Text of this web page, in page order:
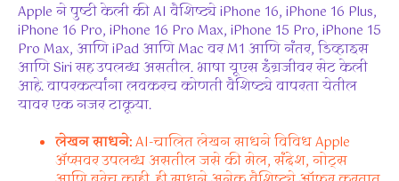
Apple ने पुष्टी केली की AI वैशिष्ट्ये iPhone 16, iPhone 16 Plus,
iPhone 16 Pro, iPhone 16 Pro Max, iPhone 15 Pro, iPhone 15
Pro Max, आणि iPad आणि Mac वर M1 आणि नंतर, डिव्हाइस
आणि Siri सह उपलब्ध असतील. भाषा यूएस इंग्रजीवर सेट केली
आहे. वापरकर्त्यांना लवकरच कोणती वैशिष्ट्ये वापरता येतील
यावर एक नजर टाकूया.
लेखन साधने:AI-चालित लेखन साधने विविध Apple
ॲप्सवर उपलब्ध असतील जसे की मेल, संदेश, नोट्स